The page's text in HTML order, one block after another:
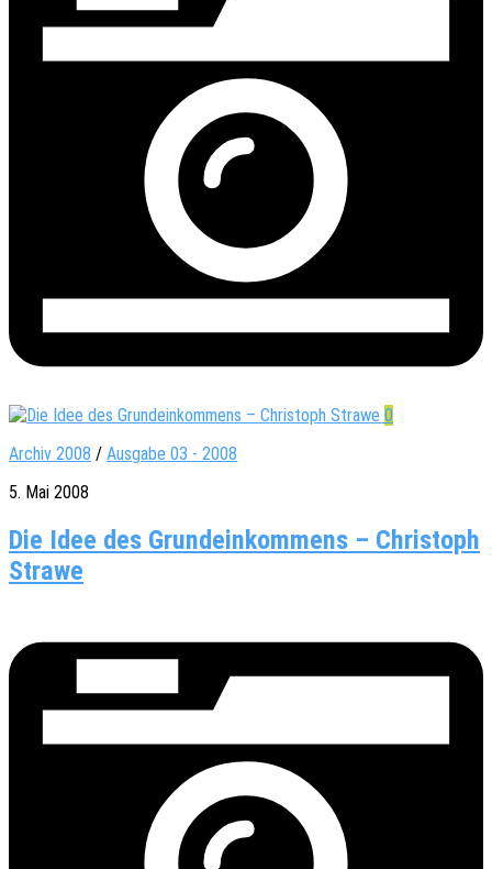
0
Archiv 2008 / Ausgabe 03 - 2008
5. Mai 2008
Die Idee des Grundeinkommens – Christoph
Strawe